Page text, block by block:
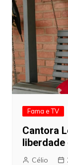
Fama e TV
Cantora
liberdade
Célio